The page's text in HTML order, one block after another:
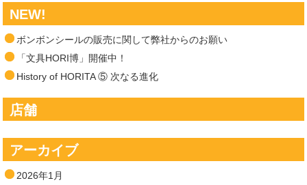
NEW!
ボンボンシールの販売に関して弊社からのお願い
「文具HORI博」開催中！
History of HORITA ⑤ 次なる進化
店舗
アーカイブ
2026年1月